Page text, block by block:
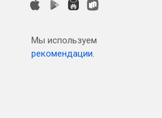
Мы используем
рекомендации.